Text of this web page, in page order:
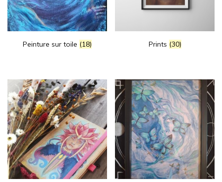
Peinture sur toile (18) Prints (30)